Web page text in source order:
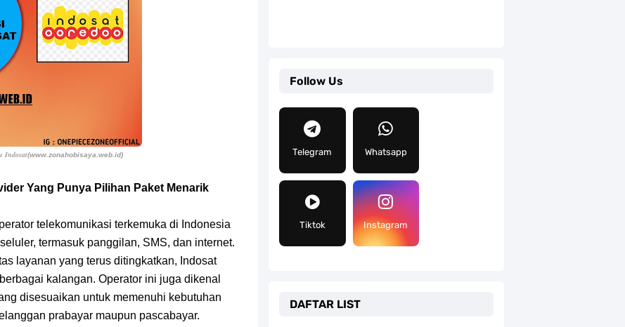
Yang Sangat Ingin Dikunjungi Usopp
Mampu Menipu Sensor Wanita Milik Sanji
Apa Klub Jagoan Kamu Termasuk
Yang Berada Di Kawasan Pasifik Barat
Mudah Untuk Kamu Lakukan Sendiri
Menjadi Cemilan Bersama Keluarga
Yang Terletak Di Samudra Hindia
Mudah Dan Tidak Ribet Sama Sekali
Indosat(www.zonahobisaya.web.id)
Yang Punya Pilihan Paket Menarik
telekomunikasi terkemuka di Indonesia
termasuk panggilan, SMS, dan internet.
layanan yang terus ditingkatkan, Indosat
kalangan. Operator ini juga dikenal
disesuaikan untuk memenuhi kebutuhan
prabayar maupun pascabayar.
Follow Us
Telegram Whatsapp
Tiktok Instagram
DAFTAR LIST